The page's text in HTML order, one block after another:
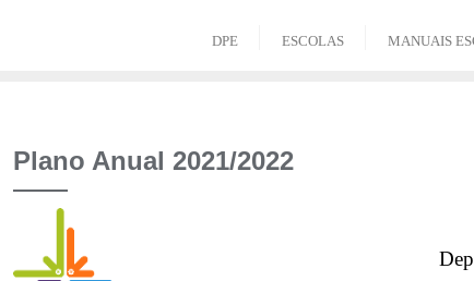
DPE ESCOLAS MANUAIS
Plano Anual 2021/2022